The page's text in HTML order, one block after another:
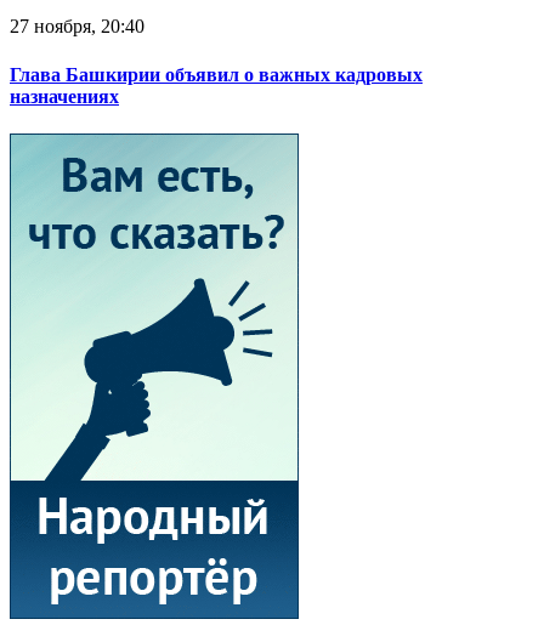
27 ноября, 20:40
Глава Башкирии объявил о важных кадровых
назначениях